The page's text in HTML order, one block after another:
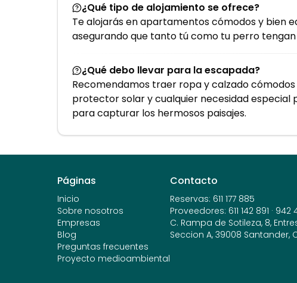
¿Qué tipo de alojamiento se ofrece?
Te alojarás en apartamentos cómodos y bien
asegurando que tanto tú como tu perro
¿Qué debo llevar para la escapada?
Recomendamos traer ropa y calzado
protector solar y cualquier necesidad especial
para capturar los hermosos paisajes.
Páginas
Inicio
Sobre nosotros
Empresas
Blog
Preguntas frecuentes
Proyecto medioambiental
Contacto
Reservas: 611 177 885
Proveedores: 611 142 891 · 942
C. Rampa de Sotileza, 8,
Seccion A, 39008 Santander,